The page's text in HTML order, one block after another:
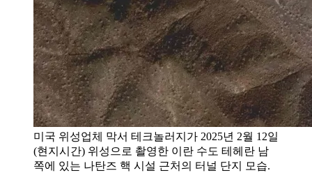
미국 위성업체 막서 테크놀러지가 2025년 2월 12일
(현지시간) 위성으로 촬영한 이란 수도 테헤란 남
쪽에 있는 나탄즈 핵 시설 근처의 터널 단지 모습.